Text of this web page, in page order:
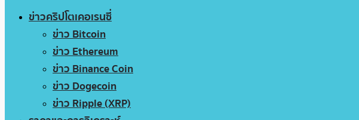
ข่าวคริปโตเคอเรนซี่
ข่าว Bitcoin
ข่าว Ethereum
ข่าว Binance Coin
ข่าว Dogecoin
ข่าว Ripple (XRP)